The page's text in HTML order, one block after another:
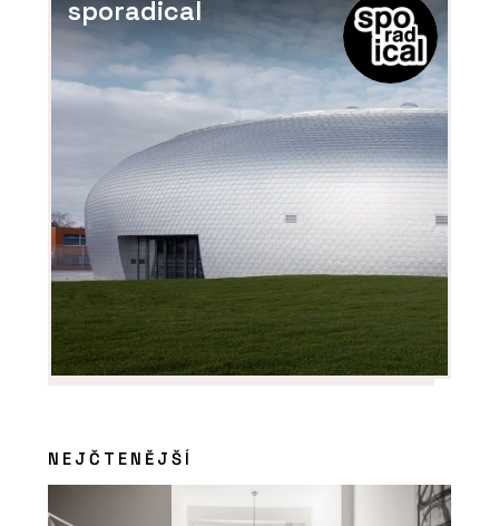
sporadical
NEJČTENĚJŠÍ